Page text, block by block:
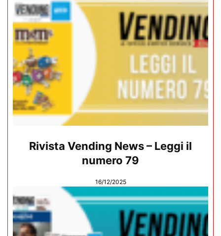
Rivista Vending News – Leggi il
numero 79
16/12/2025